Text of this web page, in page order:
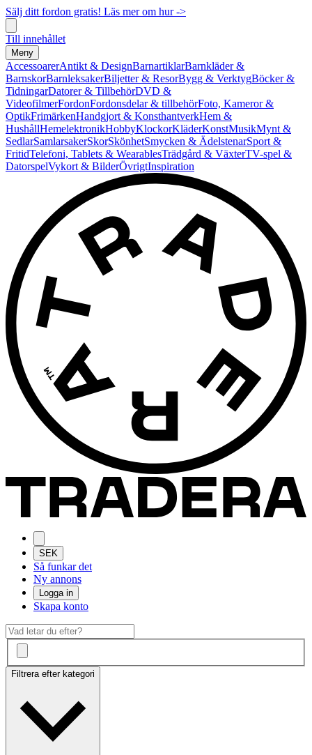
Sälj ditt fordon gratis! Läs mer om hur ->
Till innehållet
Meny
AccessoarerAntikt & DesignBarnartiklarBarnkläder &
BarnskorBarnleksakerBiljetter & ResorBygg & VerktygBöcker &
TidningarDatorer & TillbehörDVD &
VideofilmerFordonFordonsdelar & tillbehörFoto, Kameror &
OptikFrimärkenHandgjort & KonsthantverkHem &
HushållHemelektronikHobbyKlockorKläderKonstMusikMynt &
SedlarSamlarsakerSkorSkönhetSmycken & ÄdelstenarSport &
FritidTelefoni, Tablets & WearablesTrädgård & VäxterTV-spel &
DatorspelVykort & BilderÖvrigtInspiration
SEK
Så funkar det
Ny annons
Logga in
Skapa konto
Filtrera efter kategori